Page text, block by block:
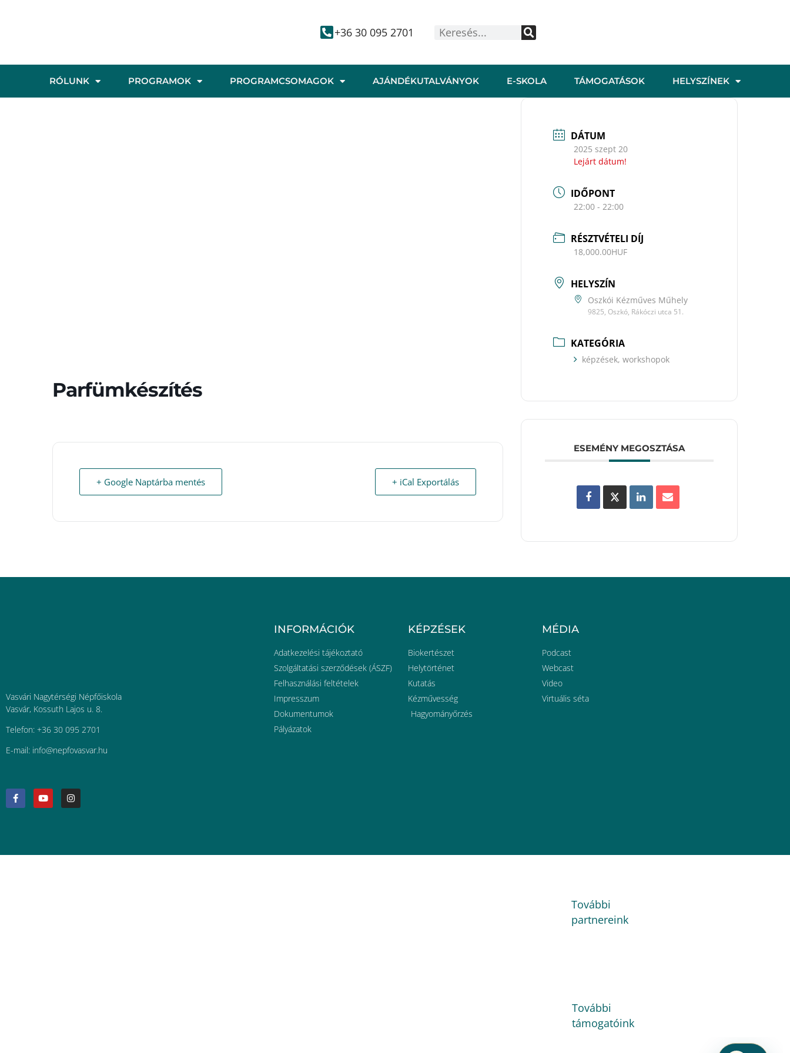
+36 30 095 2701
RÓLUNK PROGRAMOK PROGRAMCSOMAGOK AJÁNDÉKUTALVÁNYOK E-SKOLA TÁMOGATÁSOK HELYSZÍNEK
Parfümkészítés
+ Google Naptárba mentés + iCal Exportálás
DÁTUM
2025 szept 20
Lejárt dátum!
IDŐPONT
22:00 - 22:00
RÉSZTVÉTELI DÍJ
18,000.00HUF
HELYSZÍN
Oszkói Kézműves Műhely
9825, Oszkó, Rákóczi utca 51.
KATEGÓRIA
képzések, workshopok
ESEMÉNY MEGOSZTÁSA
Vasvári Nagytérségi Népfőiskola
Vasvár, Kossuth Lajos u. 8.
Telefon: +36 30 095 2701
E-mail: uh.ravsavofpen@ofni
INFORMÁCIÓK
Adatkezelési tájékoztató
Szolgáltatási szerződések (ÁSZF)
Felhasználási feltételek
Impresszum
Dokumentumok
Pályázatok
KÉPZÉSEK
Biokertészet
Helytörténet
Kutatás
Kézművesség
Hagyományőrzés
MÉDIA
Podcast
Webcast
Video
Virtuális séta
További
partnereink
További
támogatóink